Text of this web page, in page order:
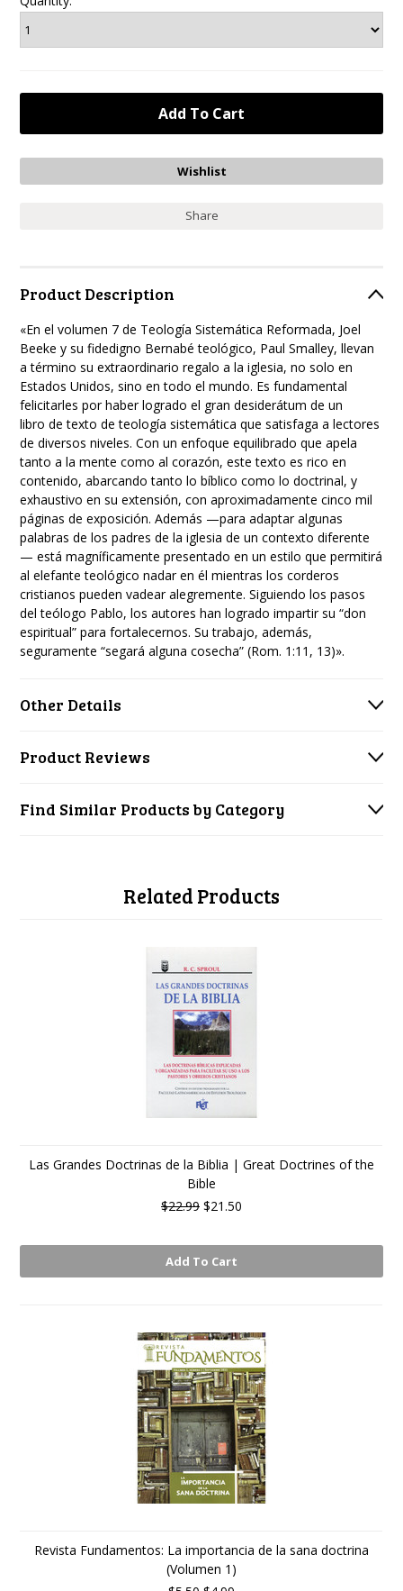
Share
Product Description
«En el volumen 7 de Teología Sistemática Reformada, Joel
Beeke y su fidedigno Bernabé teológico, Paul Smalley, llevan
a término su extraordinario regalo a la iglesia, no solo en
Estados Unidos,sino en todo el mundo. Es fundamental
felicitarles por haber logrado el gran desiderátum de un
libro de texto de teología sistemática que satisfaga a lectores
de diversos niveles. Con un enfoqueequilibrado que apela
tanto a la mente como al corazón, este texto es rico en
contenido, abarcandotanto lo bíblico como lo doctrinal, y
exhaustivo en su extensión, con aproximadamente cinco mil
páginas de exposición. Además —para adaptar algunas
palabras de los padres de la iglesia de uncontexto diferente
— está magníficamente presentado en un estilo que permitirá
al elefante teológiconadar en él mientras los corderos
cristianos pueden vadear alegremente. Siguiendo los pasos
delteólogo Pablo, los autores han logrado impartir su “don
espiritual” para fortalecernos. Su trabajo,además,
seguramente “segará alguna cosecha” (Rom. 1:11, 13)».
Other Details
Product Reviews
Find Similar Products by Category
Related Products
Las Grandes Doctrinas de la Biblia | Great Doctrines of the
Bible
$22.99 $21.50
Add To Cart
Revista Fundamentos: La importancia de la sana doctrina
(Volumen 1)